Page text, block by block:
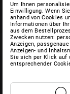
Um Ihnen
Einwilligung. Wenn
anhand von Cookies
Informationen über
aus dem
Zwecken nutzen:
Anzeigen,
Anzeigen- und
Sie sich per Klick auf
entsprechender